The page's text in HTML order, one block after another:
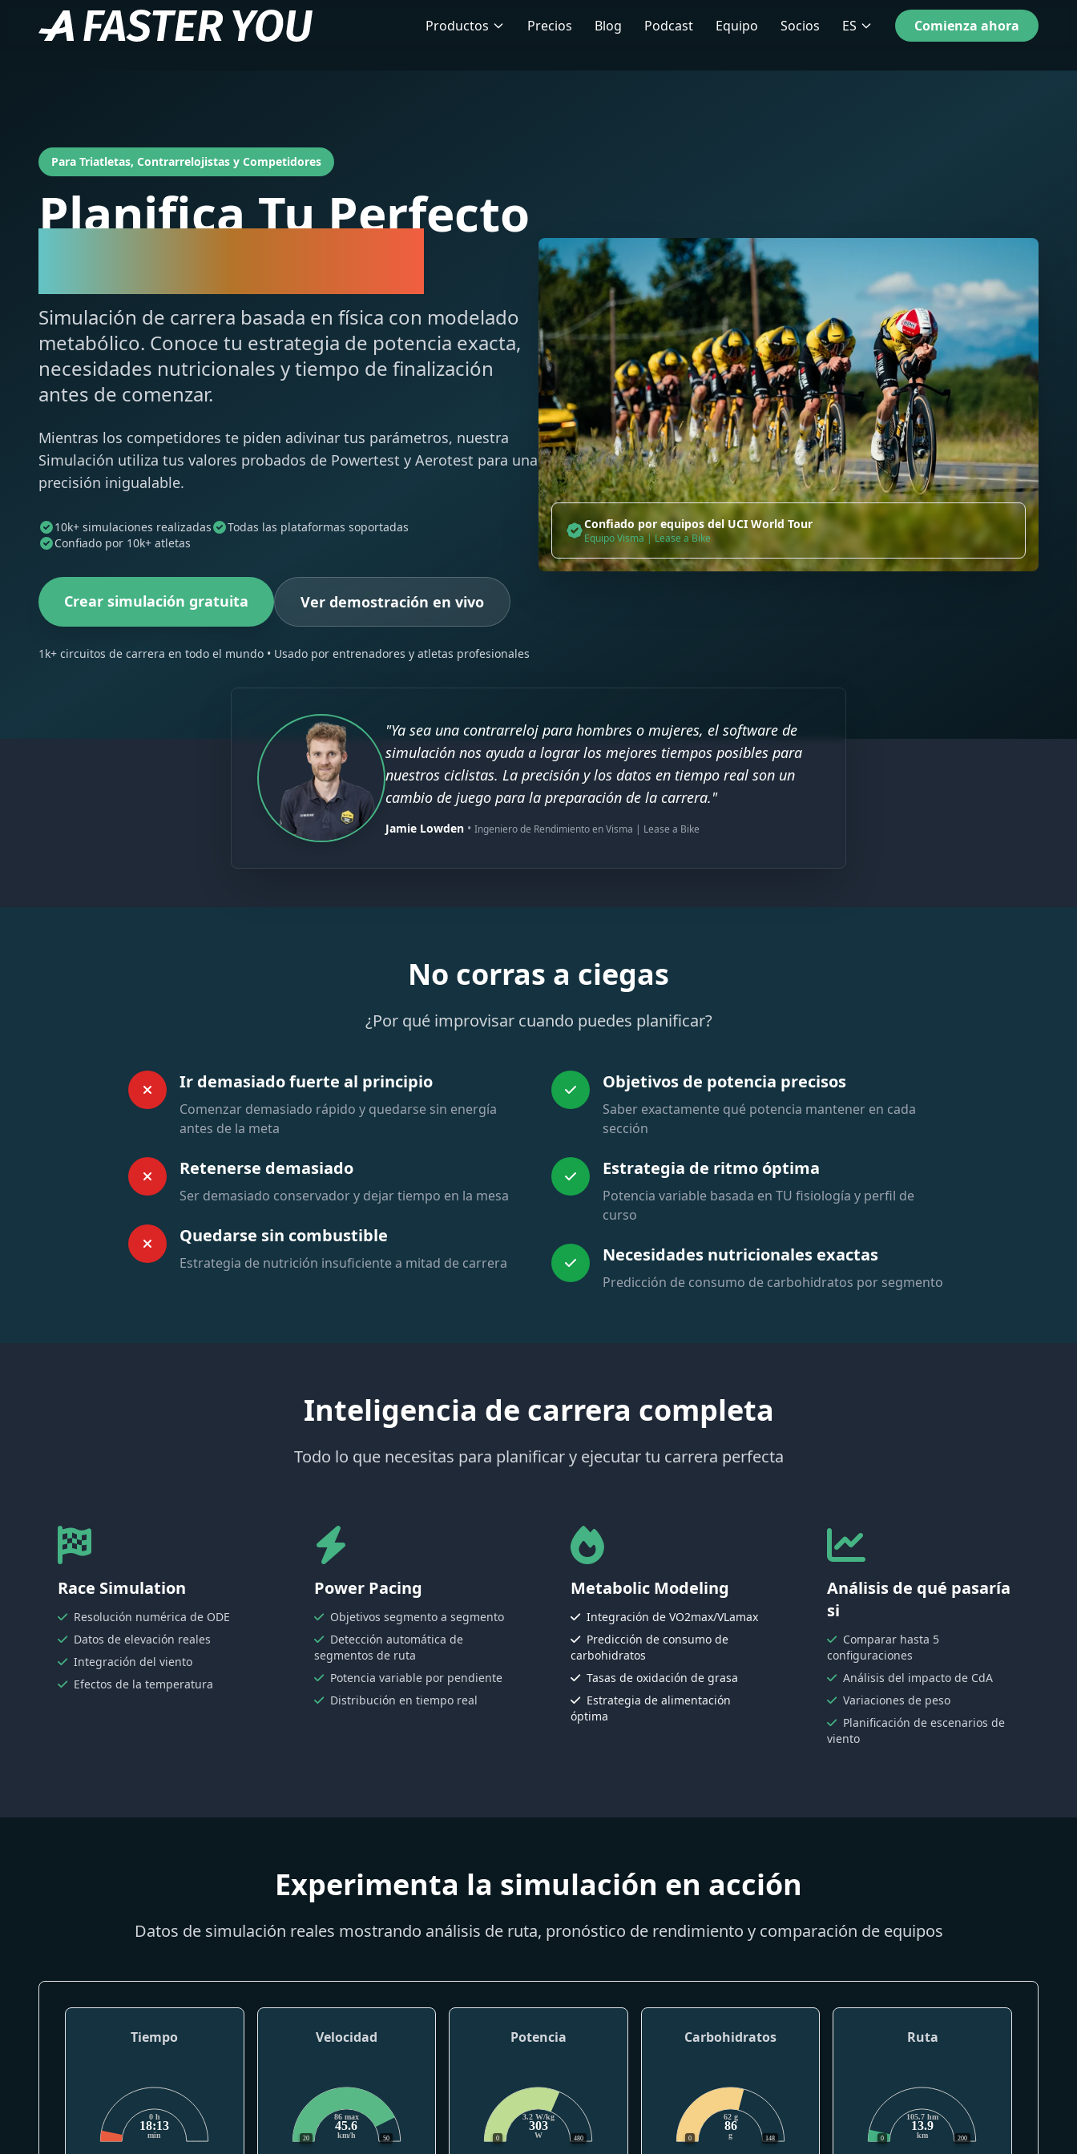
Productos Precios Blog Podcast Equipo Socios ES Comienza ahora
Para Triatletas, Contrarrelojistas y Competidores
Planifica Tu Perfecto
Simulación de carrera basada en física con modelado
metabólico. Conoce tu estrategia de potencia exacta,
necesidades nutricionales y tiempo de finalización
antes de comenzar.
Mientras los competidores te piden adivinar tus parámetros, nuestra
Simulación utiliza tus valores probados de Powertest y Aerotest para una
precisión inigualable.
10k+ simulaciones realizadas
Todas las plataformas soportadas
Confiado por 10k+ atletas
Crear simulación gratuita Ver demostración en vivo
1k+ circuitos de carrera en todo el mundo • Usado por entrenadores y atletas profesionales
Confiado por equipos del UCI World Tour
Equipo Visma | Lease a Bike
"Ya sea una contrarreloj para hombres o mujeres, el software de
simulación nos ayuda a lograr los mejores tiempos posibles para
nuestros ciclistas. La precisión y los datos en tiempo real son un
cambio de juego para la preparación de la carrera."
Jamie Lowden • Ingeniero de Rendimiento en Visma | Lease a Bike
No corras a ciegas
¿Por qué improvisar cuando puedes planificar?
Ir demasiado fuerte al principio
Comenzar demasiado rápido y quedarse sin energía
antes de la meta
Retenerse demasiado
Ser demasiado conservador y dejar tiempo en la mesa
Quedarse sin combustible
Estrategia de nutrición insuficiente a mitad de carrera
Objetivos de potencia precisos
Saber exactamente qué potencia mantener en cada
sección
Estrategia de ritmo óptima
Potencia variable basada en TU fisiología y perfil de
curso
Necesidades nutricionales exactas
Predicción de consumo de carbohidratos por segmento
Inteligencia de carrera completa
Todo lo que necesitas para planificar y ejecutar tu carrera perfecta
Race Simulation
Resolución numérica de ODE
Datos de elevación reales
Integración del viento
Efectos de la temperatura
Power Pacing
Objetivos segmento a segmento
Detección automática de
segmentos de ruta
Potencia variable por pendiente
Distribución en tiempo real
Metabolic Modeling
Integración de VO2max/VLamax
Predicción de consumo de
carbohidratos
Tasas de oxidación de grasa
Estrategia de alimentación
óptima
Análisis de qué pasaría
si
Comparar hasta 5
configuraciones
Análisis del impacto de CdA
Variaciones de peso
Planificación de escenarios de
viento
Experimenta la simulación en acción
Datos de simulación reales mostrando análisis de ruta, pronóstico de rendimiento y comparación de equipos
Tiempo
0 h
18:13
min
Velocidad
20 50
86 max
45.6
km/h
Potencia
0 480
3.2 W/kg
303
W
Carbohidratos
0 148
62 g
86
g
Ruta
0 200
105.7 hm
13.9
km